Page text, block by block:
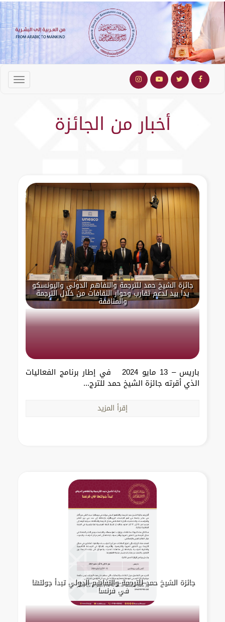
أخبار من الجائزة
جائزة الشيخ حمد للترجمة والتفاهم الدولي واليونسكو
يدا بيد لدعم تقارب وحوار الثقافات من خلال الترجمة
والمثاقفة
باريس – 13 مايو 2024 في إطار برنامج الفعاليات
الذي أقرته جائزة الشيخ حمد للترج...
إقرأ المزيد
جائزة الشيخ حمد للترجمة والتفاهم الدولي تبدأ جولتها
في فرنسا